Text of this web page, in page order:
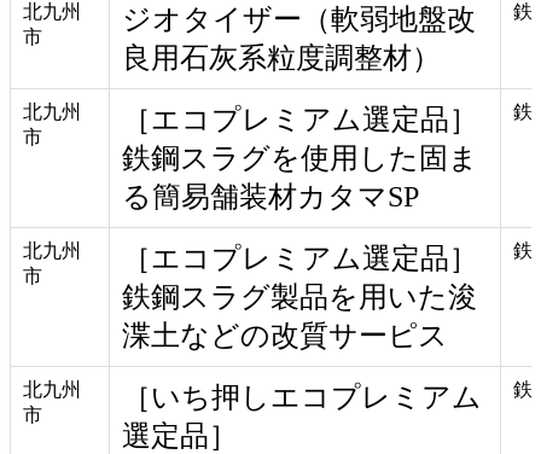
北九州
市
ジオタイザー（軟弱地盤改
良用石灰系粒度調整材）
鉄
北九州
市
［エコプレミアム選定品］
鉄鋼スラグを使用した固ま
る簡易舗装材カタマSP
鉄
北九州
市
［エコプレミアム選定品］
鉄鋼スラグ製品を用いた浚
渫土などの改質サーピス
鉄
北九州
市
［いち押しエコプレミアム
選定品］
鉄